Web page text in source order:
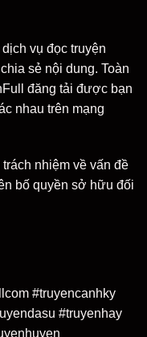
vụ đọc truyện
sẻ nội dung. Toàn
đăng tải được bạn
nhau trên mạng
nhiệm về vấn đề
bố quyền sở hữu đối
#truyencanhky
#truyenhay